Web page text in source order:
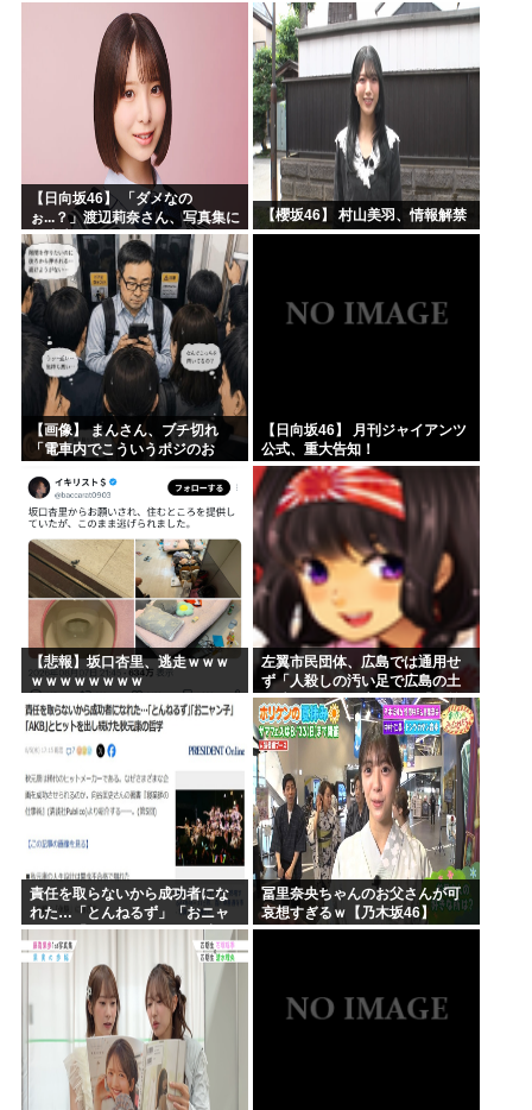
意した「1通の通知」
【日向坂46】 「ダメなの
ぉ...？」渡辺莉奈さん、写真集に
興味津々
【櫻坂46】 村山美羽、情報解禁
【画像】 まんさん、ブチ切れ
「電車内でこういうポジのお
【日向坂46】 月刊ジャイアンツ
公式、重大告知！
【悲報】坂口杏里、逃走ｗｗｗ
ｗｗｗｗｗｗｗｗ
左翼市民団体、広島では通用せ
ず「人殺しの汚い足で広島の土
を踏むな！」→広島県民「お前
らの方が汚いんじゃ！」「ワシ
らが広島県民じゃ」
責任を取らないから成功者にな
れた…「とんねるず」「おニャ
ン子」「AKB」とヒットを出し
続けた秋元康の哲学！！！
冨里奈央ちゃんのお父さんが可
哀想すぎるｗ【乃木坂46】